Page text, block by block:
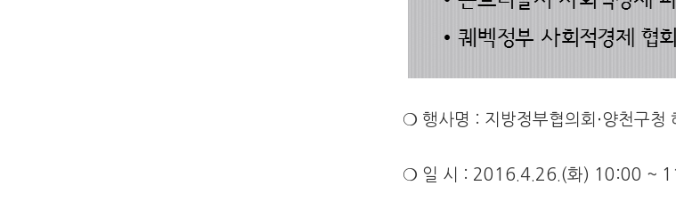
❍ 행사명 : 지방정부협의회‧양천구청
❍ 일 시 : 2016.4.26.(화) 10:00 ~